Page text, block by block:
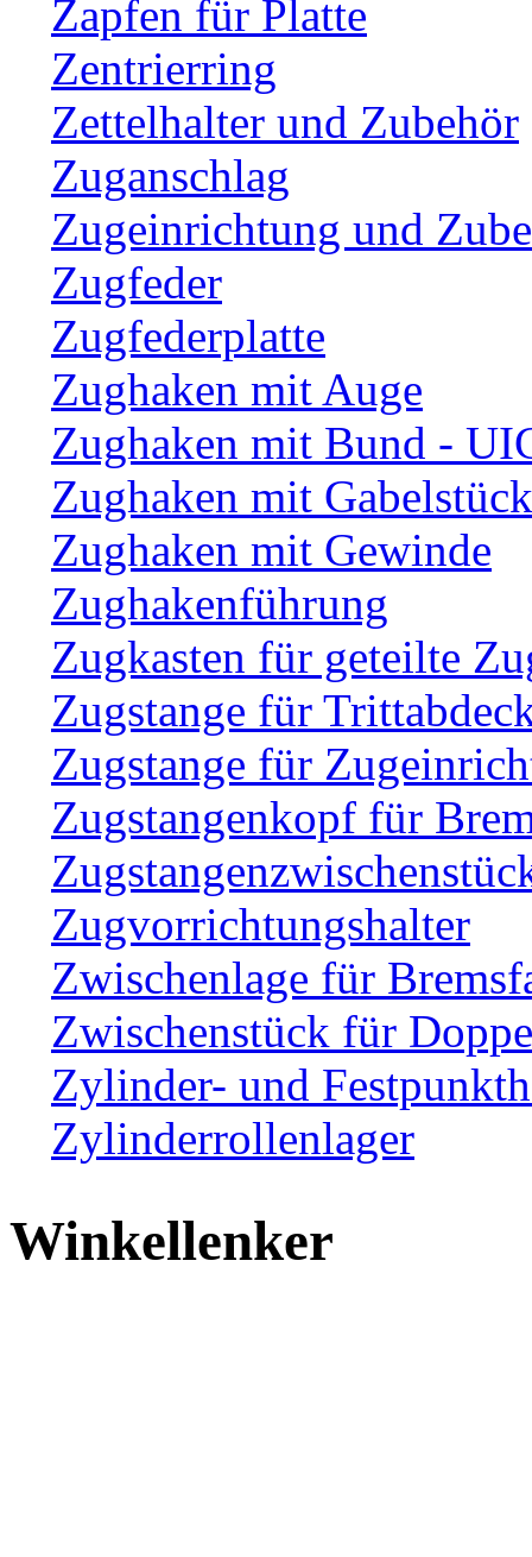
Zapfen für Platte
Zentrierring
Zettelhalter und Zubehör
Zuganschlag
Zugeinrichtung und
Zugfeder
Zugfederplatte
Zughaken mit Auge
Zughaken mit Bund -
Zughaken mit Gabelstück
Zughaken mit Gewinde
Zughakenführung
Zugkasten für geteilte
Zugstange für
Zugstange für
Zugstangenkopf für
Zugvorrichtungshalter
Zwischenlage für
Zwischenstück für
Zylinder- und
Zylinderrollenlager
Winkellenker